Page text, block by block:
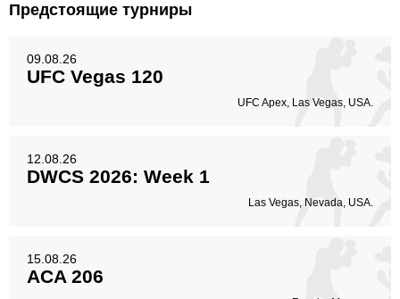
Предстоящие турниры
09.08.26
UFC Vegas 120
UFC Apex, Las Vegas, USA.
12.08.26
DWCS 2026: Week 1
Las Vegas, Nevada, USA.
15.08.26
ACA 206